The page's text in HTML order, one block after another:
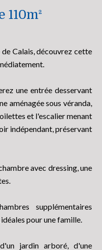
Calais, découvrez cette
une entrée desservant
aménagée sous véranda,
et l'escalier menant
indépendant, préservant
avec dressing, une
supplémentaires
pour une famille.
jardin arboré, d'une